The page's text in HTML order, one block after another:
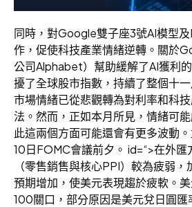
同時，對Google雙子座3號AI模型
作，促使科技產業情緒逆轉。關於
公司Alphabet）幫助緩解了AI獲利
擾了全球股市指數，持續了整個十一
市場情緒已從悲觀轉為對利率和科
法。然而，正如本月所見，情緒可
此這兩個方面可能還會有更多波動
10日FOMC會議前夕。 id=“>在外
（零售銷售與核心PPI）較為疲弱
預期增加，使美元表現趨於疲軟。
100關口，部分原因是美元兌日圓匯